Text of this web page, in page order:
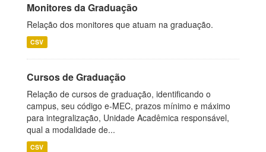
Monitores da Graduação
Relação dos monitores que atuam na graduação.
CSV
Cursos de Graduação
Relação de cursos de graduação, identificando o
campus, seu código e-MEC, prazos mínimo e máximo
para integralização, Unidade Acadêmica responsável,
qual a modalidade de...
CSV